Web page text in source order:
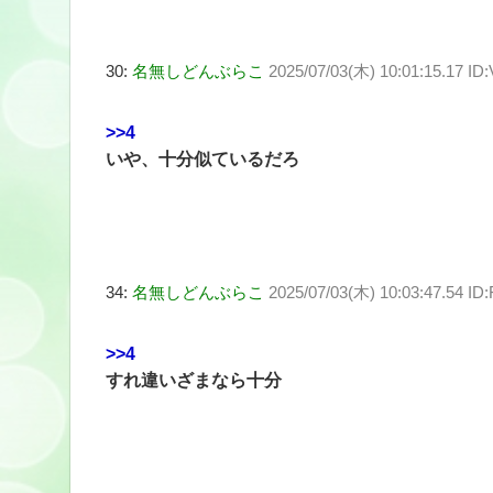
30: 名無しどんぶらこ 2025/07/03(木) 10:01:15.17
>>4
いや、十分似ているだろ
34: 名無しどんぶらこ 2025/07/03(木) 10:03:47.54
>>4
すれ違いざまなら十分